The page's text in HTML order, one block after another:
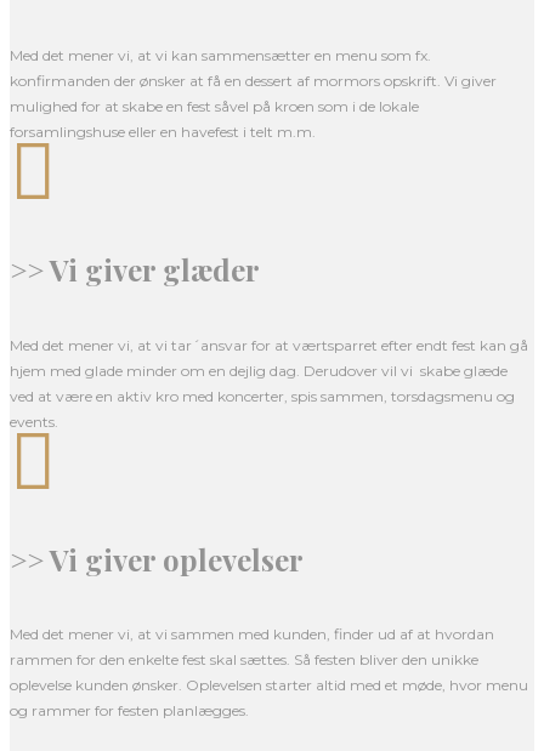
Med det mener vi, at vi kan sammensætter en menu som fx.
konfirmanden der ønsker at få en dessert af mormors opskrift. Vi giver
mulighed for at skabe en fest såvel på kroen som i de lokale
forsamlingshuse eller en havefest i telt m.m.

>> Vi giver glæder
Med det mener vi, at vi tar´ansvar for at værtsparret efter endt fest kan gå
hjem med glade minder om en dejlig dag. Derudover vil vi skabe glæde
ved at være en aktiv kro med koncerter, spis sammen, torsdagsmenu og
events.

>> Vi giver oplevelser
Med det mener vi, at vi sammen med kunden, finder ud af at hvordan
rammen for den enkelte fest skal sættes. Så festen bliver den unikke
oplevelse kunden ønsker. Oplevelsen starter altid med et møde, hvor menu
og rammer for festen planlægges.